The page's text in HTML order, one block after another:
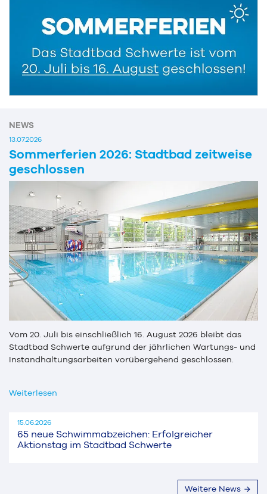
NEWS
13.07.2026
Sommerferien 2026: Stadtbad zeitweise
geschlossen
Vom 20. Juli bis einschließlich 16. August 2026 bleibt das
Stadtbad Schwerte aufgrund der jährlichen Wartungs- und
Instandhaltungsarbeiten vorübergehend geschlossen.
Weiterlesen
15.06.2026
65 neue Schwimmabzeichen: Erfolgreicher
Aktionstag im Stadtbad Schwerte
Weitere News